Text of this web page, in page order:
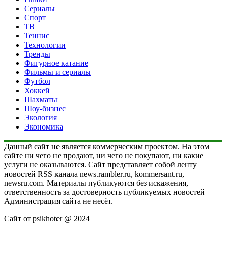
Сериалы
Спорт
ТВ
Теннис
Технологии
Тренды
Фигурное катание
Фильмы и сериалы
Футбол
Хоккей
Шахматы
Шоу-бизнес
Экология
Экономика
Данный сайт не является коммерческим проектом. На этом
сайте ни чего не продают, ни чего не покупают, ни какие
услуги не оказываются. Сайт представляет собой ленту
новостей RSS канала news.rambler.ru, kommersant.ru,
newsru.com. Материалы публикуются без искажения,
ответственность за достоверность публикуемых новостей
Администрация сайта не несёт.
Сайт от psikhoter @ 2024